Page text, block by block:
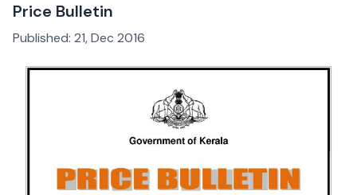
Price Bulletin
Published: 21, Dec 2016